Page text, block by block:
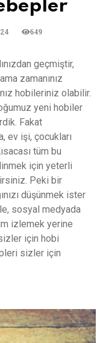
649
geçmiştir,
zamanınız
hobileriniz olabilir.
yeni hobiler
Fakat
ev işi, çocukları
tüm bu
için yeterli
Peki bir
düşünmek ister
sosyal medyada
izlemek yerine
için hobi
sizler için